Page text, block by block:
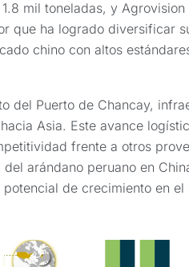
mil toneladas, y Agrovision
que ha logrado diversificar
chino con altos
del Puerto de Chancay,
Asia. Este avance
frente a otros
arándano peruano en
de crecimiento en el